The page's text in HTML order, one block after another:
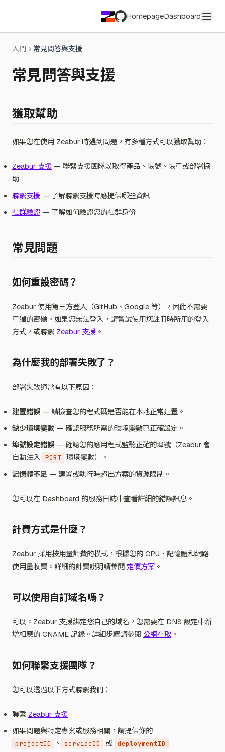
HomepageDashboard
入門 常見問答與支援
常見問答與支援
獲取幫助
如果您在使用 Zeabur 時遇到問題，有多種方式可以獲取幫助：
Zeabur 支援 — 聯繫支援團隊以取得產品、帳號、帳單或部署協
助
聯繫支援 — 了解聯繫支援時應提供哪些資訊
社群驗證— 了解如何驗證您的社群身份
常見問題
如何重設密碼？
Zeabur 使用第三方登入（GitHub、Google 等），因此不需要
單獨的密碼。如果您無法登入，請嘗試使用您註冊時所用的登入
方式，或聯繫 Zeabur 支援 。
為什麼我的部署失敗了？
部署失敗通常有以下原因：
建置錯誤 — 請檢查您的程式碼是否能在本地正常建置。
缺少環境變數 — 確認服務所需的環境變數已正確設定。
埠號設定錯誤 — 確認您的應用程式監聽正確的埠號（Zeabur 會
自動注入 PORT
環境變數）。
記憶體不足 — 建置或執行時超出方案的資源限制。
您可以在 Dashboard 的服務日誌中查看詳細的錯誤訊息。
計費方式是什麼？
Zeabur 採用按用量計費的模式，根據您的 CPU、記憶體和網路
使用量收費。詳細的計費說明請參閱 定價方案 。
可以使用自訂域名嗎？
可以。Zeabur 支援綁定您自己的域名，您需要在 DNS 設定中新
增相應的 CNAME 記錄。詳細步驟請參閱 公網存取 。
如何聯繫支援團隊？
您可以透過以下方式聯繫我們：
聯繫 Zeabur 支援
如果問題與特定專案或服務相關，請提供你的
projectID 、 serviceID 或 deploymentID